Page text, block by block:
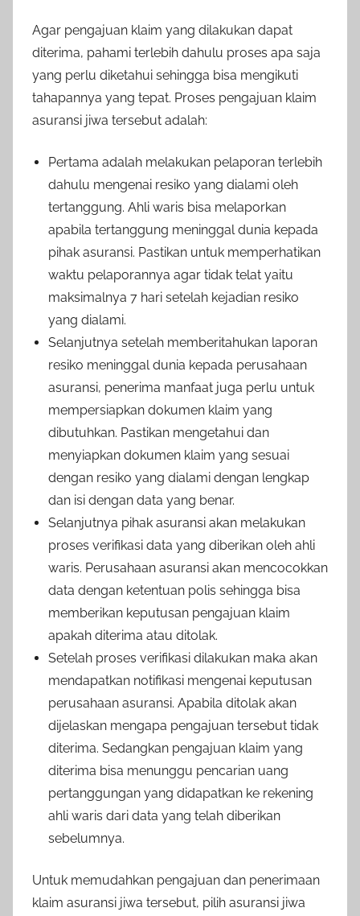
Agar pengajuan klaim yang dilakukan dapat
diterima, pahami terlebih dahulu proses apa saja
yang perlu diketahui sehingga bisa mengikuti
tahapannya yang tepat. Proses pengajuan klaim
asuransi jiwa tersebut adalah:
Pertama adalah melakukan pelaporan terlebih
dahulu mengenai resiko yang dialami oleh
tertanggung. Ahli waris bisa melaporkan
apabila tertanggung meninggal dunia kepada
pihak asuransi. Pastikan untuk memperhatikan
waktu pelaporannya agar tidak telat yaitu
maksimalnya 7 hari setelah kejadian resiko
yang dialami.
Selanjutnya setelah memberitahukan laporan
resiko meninggal dunia kepada perusahaan
asuransi, penerima manfaat juga perlu untuk
mempersiapkan dokumen klaim yang
dibutuhkan. Pastikan mengetahui dan
menyiapkan dokumen klaim yang sesuai
dengan resiko yang dialami dengan lengkap
dan isi dengan data yang benar.
Selanjutnya pihak asuransi akan melakukan
proses verifikasi data yang diberikan oleh ahli
waris. Perusahaan asuransi akan mencocokkan
data dengan ketentuan polis sehingga bisa
memberikan keputusan pengajuan klaim
apakah diterima atau ditolak.
Setelah proses verifikasi dilakukan maka akan
mendapatkan notifikasi mengenai keputusan
perusahaan asuransi. Apabila ditolak akan
dijelaskan mengapa pengajuan tersebut tidak
diterima. Sedangkan pengajuan klaim yang
diterima bisa menunggu pencarian uang
pertanggungan yang didapatkan ke rekening
ahli waris dari data yang telah diberikan
sebelumnya.
Untuk memudahkan pengajuan dan penerimaan
klaim asuransi jiwa tersebut, pilih asuransi jiwa